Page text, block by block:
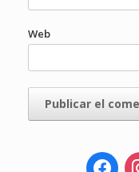
Web